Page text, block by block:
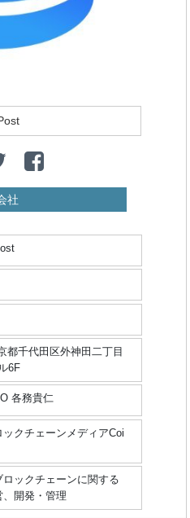
社
都千代田区外神田二丁目
6F
各務貴仁
クチェーンメディアCoi
ロックチェーンに関する
、開発・管理